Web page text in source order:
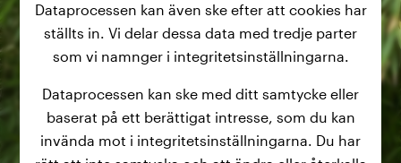
Dataprocessen kan även ske efter att cookies har
ställts in. Vi delar dessa data med tredje parter
som vi namnger i integritetsinställningarna.
Dataprocessen kan ske med ditt samtycke eller
baserat på ett berättigat intresse, som du kan
invända mot i integritetsinställningarna. Du har